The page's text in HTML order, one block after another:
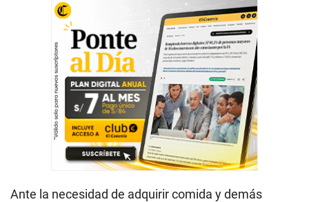
Ante la necesidad de adquirir comida y demás